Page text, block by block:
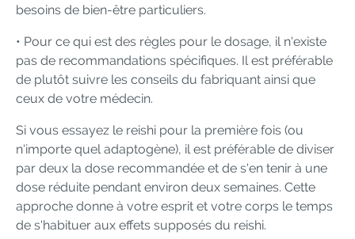
besoins de bien-être particuliers.
• Pour ce qui est des règles pour le dosage, il n'existe
pas de recommandations spécifiques. Il est préférable
de plutôt suivre les conseils du fabriquant ainsi que
ceux de votre médecin.
Si vous essayez le reishi pour la première fois (ou
n'importe quel adaptogène), il est préférable de diviser
par deux la dose recommandée et de s'en tenir à une
dose réduite pendant environ deux semaines. Cette
approche donne à votre esprit et votre corps le temps
de s'habituer aux effets supposés du reishi.